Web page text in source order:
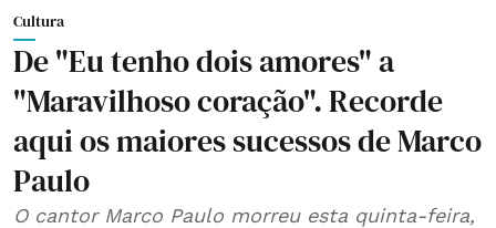
Cultura
De "Eu tenho dois amores" a
"Maravilhoso coração". Recorde
aqui os maiores sucessos de Marco
Paulo
O cantor Marco Paulo morreu esta quinta-feira,